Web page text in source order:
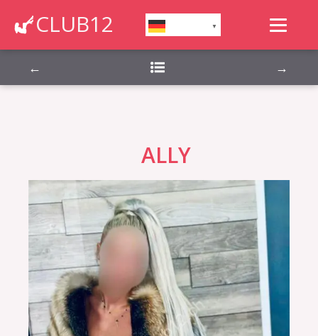
CLUB12 ▼
← →
Montag, Dienstag, Mittwoch, Donnerstag,
Freitag, Samstag, Sonntag,
ALLY